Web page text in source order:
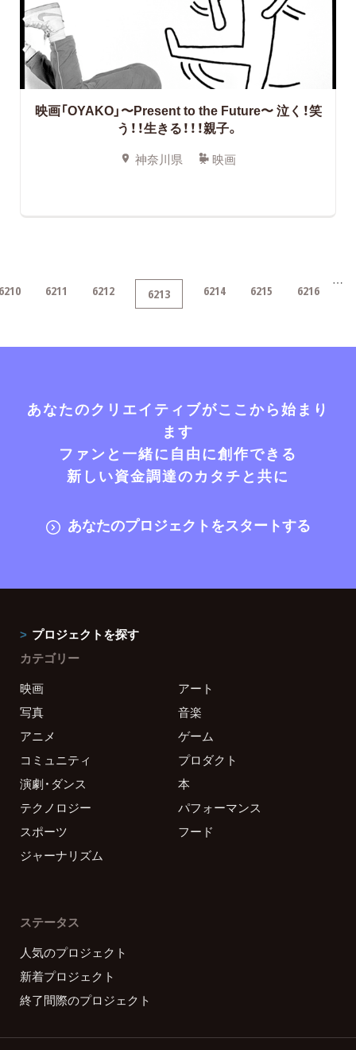
映画「OYAKO」〜Present to the Future〜 泣く！笑
う！！生きる！！！親子。
神奈川県 映画
6211 6212 6213 6214 6215 6216 …
あなたのクリエイティブがここから始まり
ます
ファンと一緒に自由に創作できる
新しい資金調達のカタチと共に
あなたのプロジェクトをスタートする
プロジェクトを探す
カテゴリー
映画
アート
写真
音楽
アニメ
ゲーム
コミュニティ
プロダクト
演劇・ダンス
本
テクノロジー
パフォーマンス
スポーツ
フード
ジャーナリズム
ステータス
人気のプロジェクト
新着プロジェクト
終了間際のプロジェクト